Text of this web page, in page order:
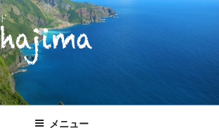
メニュー